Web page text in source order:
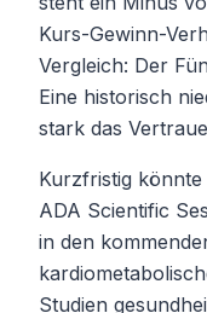
Kurs-Gewinn-
Vergleich: Der
Eine historisch
stark das
Kurzfristig
ADA Scientific
in den
Studien